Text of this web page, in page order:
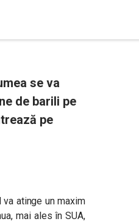
se va
de barili pe
pe
atinge un maxim
mai ales în SUA,